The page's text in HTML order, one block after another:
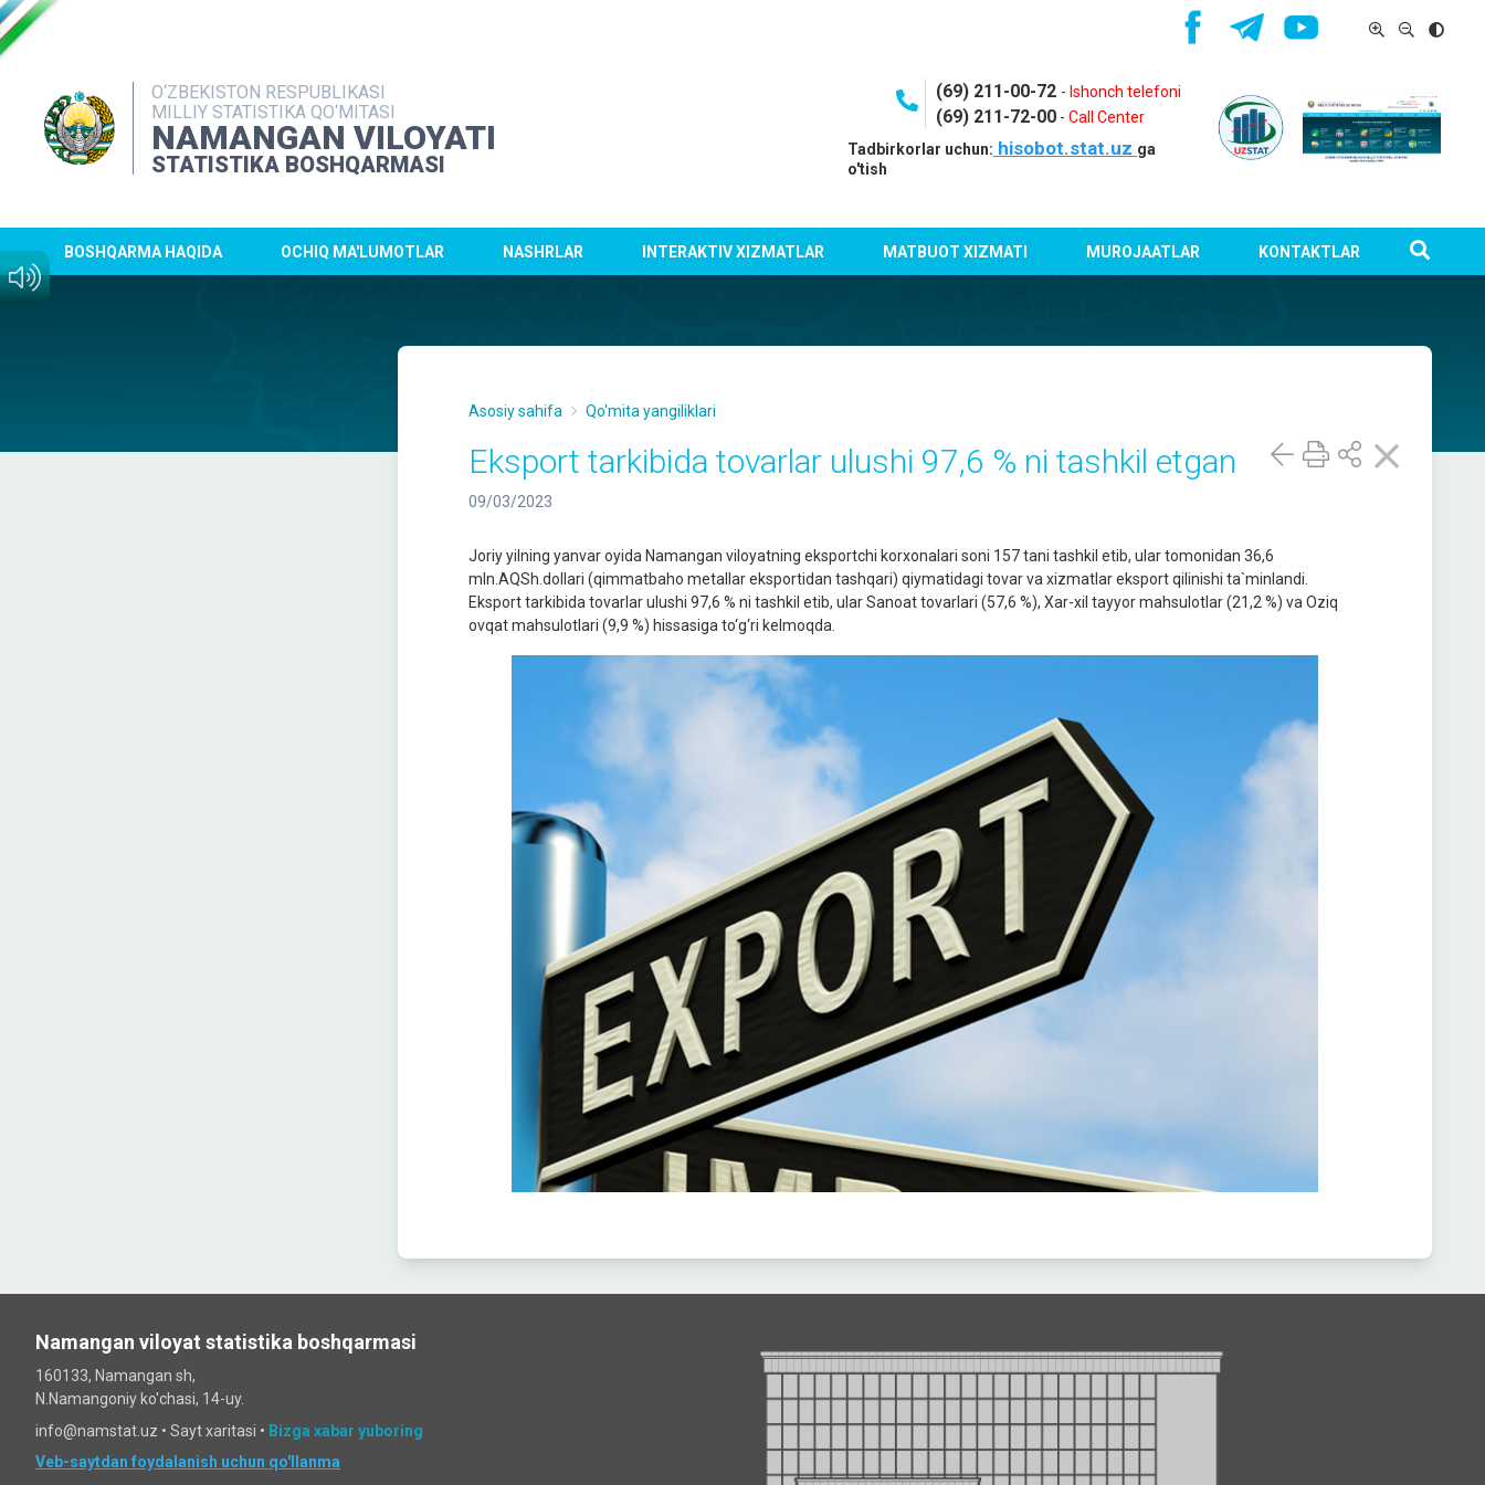
O‘ZBEKISTON RESPUBLIKASI
MILLIY STATISTIKA QO‘MITASI
NAMANGAN VILOYATI
STATISTIKA BOSHQARMASI
(69) 211-00-72 - Ishonch telefoni
(69) 211-72-00- Call Center
Tadbirkorlar uchun: hisobot.stat.uz ga
o'tish
BOSHQARMA HAQIDA OCHIQ MA'LUMOTLAR NASHRLAR INTERAKTIV XIZMATLAR MATBUOT XIZMATI MUROJAATLAR KONTAKTLAR
Asosiy sahifa Qo'mita yangiliklari
Eksport tarkibida tovarlar ulushi 97,6 % ni tashkil etgan
09/03/2023
Joriy yilning yanvar oyida Namangan viloyatning eksportchi korxonalari soni 157 tani tashkil etib, ular tomonidan 36,6
mln.AQSh.dollari (qimmatbaho metallar eksportidan tashqari) qiymatidagi tovar va xizmatlar eksport qilinishi ta`minlandi.
Eksport tarkibida tovarlar ulushi 97,6 % ni tashkil etib, ular Sanoat tovarlari (57,6 %), Xar-xil tayyor mahsulotlar (21,2 %) va Oziq
ovqat mahsulotlari (9,9 %) hissasiga to‘g‘ri kelmoqda.
Namangan viloyat statistika boshqarmasi
160133, Namangan sh,
N.Namangoniy ko'chasi, 14-uy.
info@namstat.uz • Sayt xaritasi • Bizga xabar yuboring
Veb-saytdan foydalanish uchun qo'llanma